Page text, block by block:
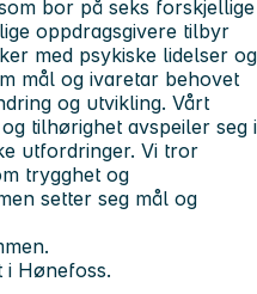
bor på seks forskjellige
oppdragsgivere tilbyr
med psykiske lidelser og
mål og ivaretar behovet
og utvikling. Vårt
tilhørighet avspeiler seg i
utfordringer. Vi tror
trygghet og
setter seg mål og
.
i Hønefoss.